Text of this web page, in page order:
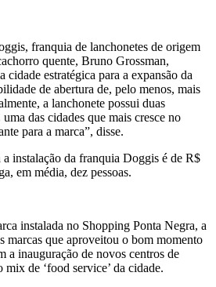
franquia de lanchonetes de origem
quente, Bruno Grossman,
cidade estratégica para a expansão da
de abertura de, pelo menos, mais
a lanchonete possui duas
das cidades que mais cresce no
para a marca”, disse.
instalação da franquia Doggis é de R$
em média, dez pessoas.
instalada no Shopping Ponta Negra, a
marcas que aproveitou o bom momento
a inauguração de novos centros de
mix de ‘food service’ da cidade.